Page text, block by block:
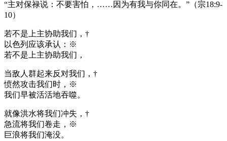
“主对保禄说：不要害怕，……因为有我与你同在。”（宗18:9-
10）
若不是上主协助我们，†
以色列应该承认：※
若不是上主协助我们，
当敌人群起来反对我们，†
愤然攻击我们时，※
我们早被活活地吞噬。
就像洪水将我们冲失，†
急流将我们卷走，※
巨浪将我们淹没。